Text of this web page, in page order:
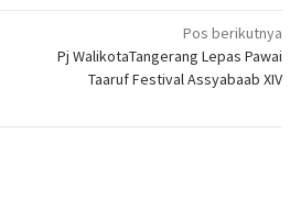
Pos berikutnya
Pj WalikotaTangerang Lepas Pawai
Taaruf Festival Assyabaab XIV